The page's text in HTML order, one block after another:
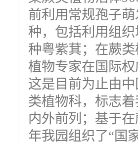
前利用常规孢子
种，包括利用组
种粤紫萁；在蕨
植物专家在国际
这是目前为止由
类植物科，标志
内外前列；基于
年我园组织了“国